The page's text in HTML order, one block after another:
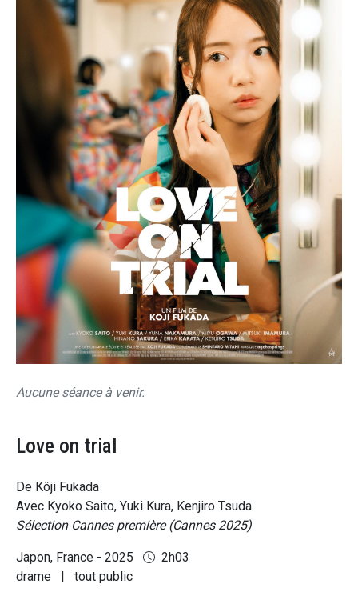
Aucune séance à venir.
Love on trial
De Kôji Fukada
Avec Kyoko Saito, Yuki Kura, Kenjiro Tsuda
Sélection Cannes première (Cannes 2025)
Japon, France - 2025
2h03
drame
| tout public